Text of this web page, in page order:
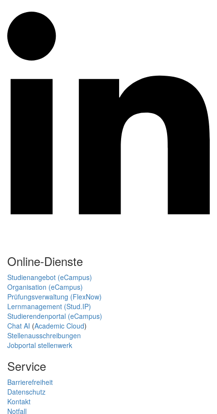
Online-Dienste
Studienangebot (eCampus)
Organisation (eCampus)
Prüfungsverwaltung (FlexNow)
Lernmanagement (Stud.IP)
Studierendenportal (eCampus)
Chat AI (Academic Cloud)
Stellenausschreibungen
Jobportal stellenwerk
Service
Barrierefreiheit
Datenschutz
Kontakt
Notfall